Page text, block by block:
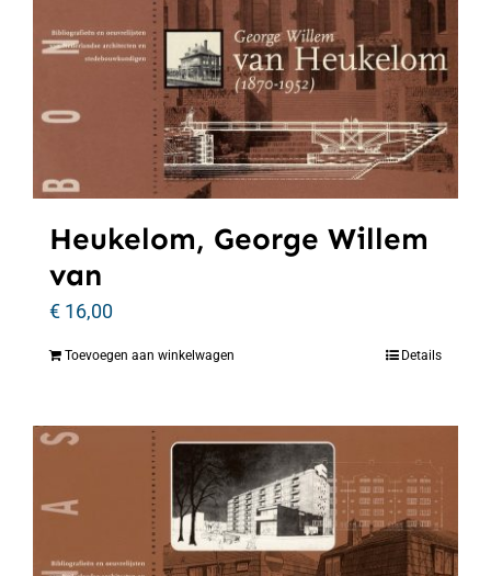
Heukelom, George Willem
van
€ 16,00
Toevoegen aan winkelwagen Details